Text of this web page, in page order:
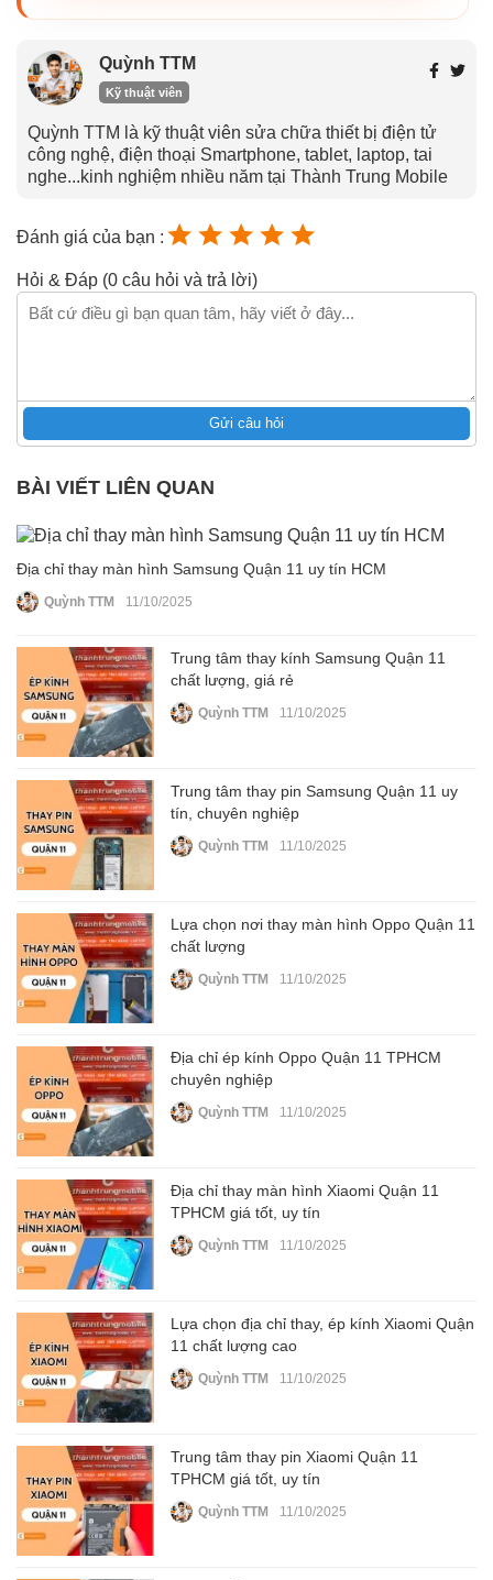
Quỳnh TTM
Kỹ thuật viên
Quỳnh TTM là kỹ thuật viên sửa chữa thiết bị điện tử
công nghệ, điện thoại Smartphone, tablet, laptop, tai
nghe...kinh nghiệm nhiều năm tại Thành Trung Mobile
Đánh giá của bạn :
Hỏi & Đáp (0 câu hỏi và trả lời)
Gửi câu hỏi
BÀI VIẾT LIÊN QUAN
Địa chỉ thay màn hình Samsung Quận 11 uy tín HCM
Quỳnh TTM 11/10/2025
Trung tâm thay kính Samsung Quận 11
chất lượng, giá rẻ
Quỳnh TTM 11/10/2025
Trung tâm thay pin Samsung Quận 11 uy
tín, chuyên nghiệp
Quỳnh TTM 11/10/2025
Lựa chọn nơi thay màn hình Oppo Quận 11
chất lượng
Quỳnh TTM 11/10/2025
Địa chỉ ép kính Oppo Quận 11 TPHCM
chuyên nghiệp
Quỳnh TTM 11/10/2025
Địa chỉ thay màn hình Xiaomi Quận 11
TPHCM giá tốt, uy tín
Quỳnh TTM 11/10/2025
Lựa chọn địa chỉ thay, ép kính Xiaomi Quận
11 chất lượng cao
Quỳnh TTM 11/10/2025
Trung tâm thay pin Xiaomi Quận 11
TPHCM giá tốt, uy tín
Quỳnh TTM 11/10/2025